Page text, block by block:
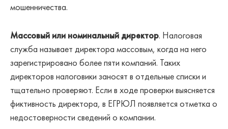
мошенничества.
Массовый или номинальный директор. Налоговая
служба называет директора массовым, когда на него
зарегистрировано более пяти компаний. Таких
директоров налоговики заносят в отдельные списки и
тщательно проверяют. Если в ходе проверки выясняется
фиктивность директора, в ЕГРЮЛ появляется отметка о
недостоверности сведений о компании.